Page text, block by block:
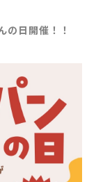
の日開催！！